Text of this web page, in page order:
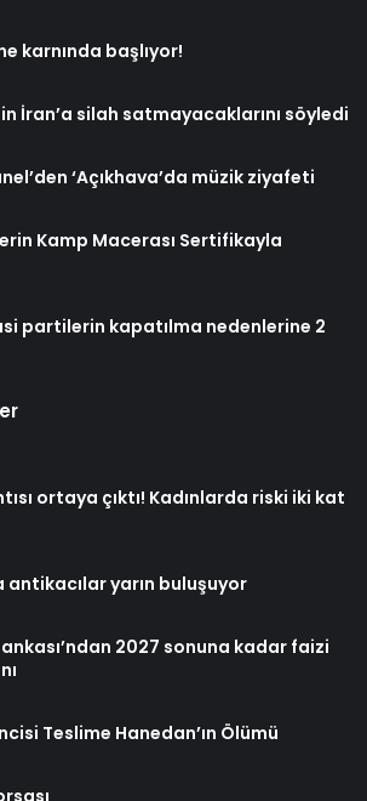
karnında başlıyor!
İran’a silah satmayacaklarını söyledi
‘Açıkhava’da müzik ziyafeti
Kamp Macerası Sertifikayla
partilerin kapatılma nedenlerine 2
ortaya çıktı! Kadınlarda riski iki kat
antikacılar yarın buluşuyor
2027 sonuna kadar faizi
Teslime Hanedan’ın Ölümü